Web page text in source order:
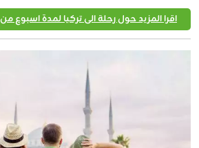
اقرا المزيد حول رحلة الى تركيا لمدة اسبوع